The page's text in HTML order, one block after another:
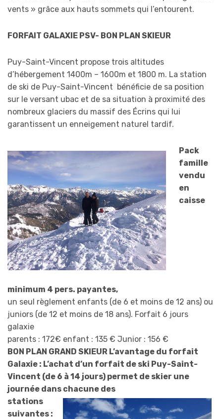
vents » grâce aux hauts sommets qui l’entourent.
FORFAIT GALAXIE PSV- BON PLAN SKIEUR
Puy-Saint-Vincent propose trois altitudes
d’hébergement 1400m – 1600m et 1800 m. La station
de ski de Puy-Saint-Vincent bénéficie de sa position
sur le versant ubac et de sa situation à proximité des
nombreux glaciers du massif des Écrins qui lui
garantissent un enneigement naturel tardif.
Pack
famille
vendu
en
caisse
minimum 4 pers. payantes,
un seul règlement enfants (de 6 et moins de 12 ans) ou
juniors (de 12 et moins de 18 ans). Forfait 6 jours
galaxie
parents : 172€ enfant : 135 € Junior : 156 €
BON PLAN GRAND SKIEUR L’avantage du forfait
Galaxie : L’achat d’un forfait de ski Puy-Saint-
Vincent (de 6 à 14 jours) permet de skier une
journée dans chacune des
stations
suivantes :